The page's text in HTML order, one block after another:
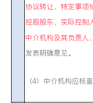
协议转让、特定事项
控股股东、实际控制
中介机构及其负责人
发表明确意见。
（4）中介机构应核